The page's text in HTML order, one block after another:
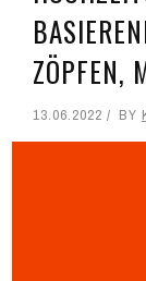
ZÖPFEN,
13.06.2022 BY